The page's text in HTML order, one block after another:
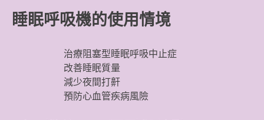
睡眠呼吸機的使用情境
治療阻塞型睡眠呼吸中止症
改善睡眠質量
減少夜間打鼾
預防心血管疾病風險